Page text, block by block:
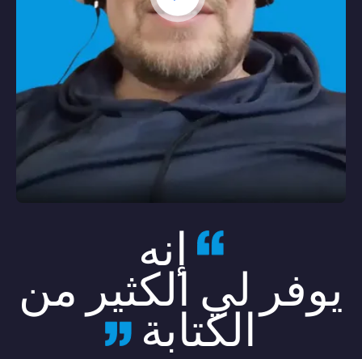
إنه
يوفر لي الكثير من
الكتابة